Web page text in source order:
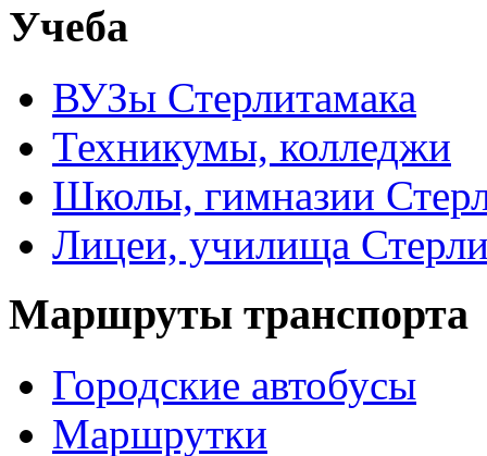
Учеба
ВУЗы Стерлитамака
Техникумы, колледжи
Школы, гимназии
Лицеи, училища
Маршруты транспорта
Городские автобусы
Маршрутки